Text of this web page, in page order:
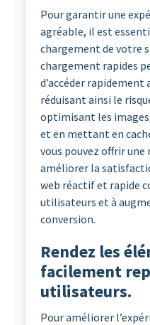
Pour garantir une
agréable, il est
chargement de votre
chargement rapides
d’accéder rapidement
réduisant ainsi le
optimisant les
et en mettant en
vous pouvez offrir
améliorer la
web réactif et rapide
utilisateurs et à
conversion.
Rendez les
facilement
utilisateurs.
Pour améliorer